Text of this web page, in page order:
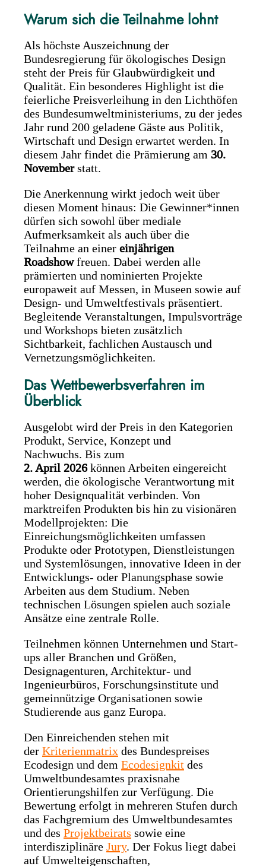
Warum sich die Teilnahme lohnt
Als höchste Auszeichnung der
Bundesregierung für ökologisches Design
steht der Preis für Glaubwürdigkeit und
Qualität. Ein besonderes Highlight ist die
feierliche Preisverleihung in den Lichthöfen
des Bundesumweltministeriums, zu der jedes
Jahr rund 200 geladene Gäste aus Politik,
Wirtschaft und Design erwartet werden. In
diesem Jahr findet die Prämierung am 30.
Novemberstatt.
Die Anerkennung wirkt jedoch weit über
diesen Moment hinaus: Die Gewinner*innen
dürfen sich sowohl über mediale
Aufmerksamkeit als auch über die
Teilnahme an einer einjährigen
Roadshowfreuen. Dabei werden alle
prämierten und nominierten Projekte
europaweit auf Messen, in Museen sowie auf
Design- und Umweltfestivals präsentiert.
Begleitende Veranstaltungen, Impulsvorträge
und Workshops bieten zusätzlich
Sichtbarkeit, fachlichen Austausch und
Vernetzungsmöglichkeiten.
Das Wettbewerbsverfahren im
Überblick
Ausgelobt wird der Preis in den Kategorien
Produkt, Service, Konzept und
Nachwuchs. Bis zum
2. April 2026können Arbeiten eingereicht
werden, die ökologische Verantwortung mit
hoher Designqualität verbinden. Von
marktreifen Produkten bis hin zu visionären
Modellprojekten: Die
Einreichungsmöglichkeiten umfassen
Produkte oder Prototypen, Dienstleistungen
und Systemlösungen, innovative Ideen in der
Entwicklungs- oder Planungsphase sowie
Arbeiten aus dem Studium. Neben
technischen Lösungen spielen auch soziale
Ansätze eine zentrale Rolle.
Teilnehmen können Unternehmen und Start-
ups aller Branchen und Größen,
Designagenturen, Architektur- und
Ingenieurbüros, Forschungsinstitute und
gemeinnützige Organisationen sowie
Studierende aus ganz Europa.
Den Einreichenden stehen mit
der Kriterienmatrix des Bundespreises
Ecodesign und dem Ecodesignkit des
Umweltbundesamtes praxisnahe
Orientierungshilfen zur Verfügung. Die
Bewertung erfolgt in mehreren Stufen durch
das Fachgremium des Umweltbundesamtes
und des Projektbeirats sowie eine
interdisziplinäre Jury. Der Fokus liegt dabei
auf Umwelteigenschaften,